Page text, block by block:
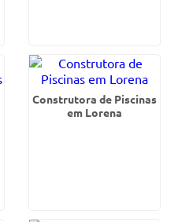
Construtora de Piscinas
em Lorena